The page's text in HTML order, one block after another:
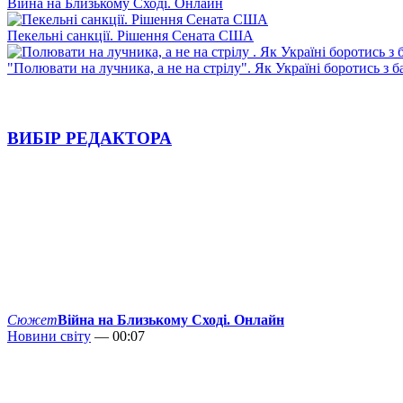
Пекельні санкції. Рішення Сената США
"Полювати на лучника, а не на стрілу". Як Україні боротись з
ВИБІР РЕДАКТОРА
СюжетВійна на Близькому Сході. Онлайн
Новини світу — 00:07